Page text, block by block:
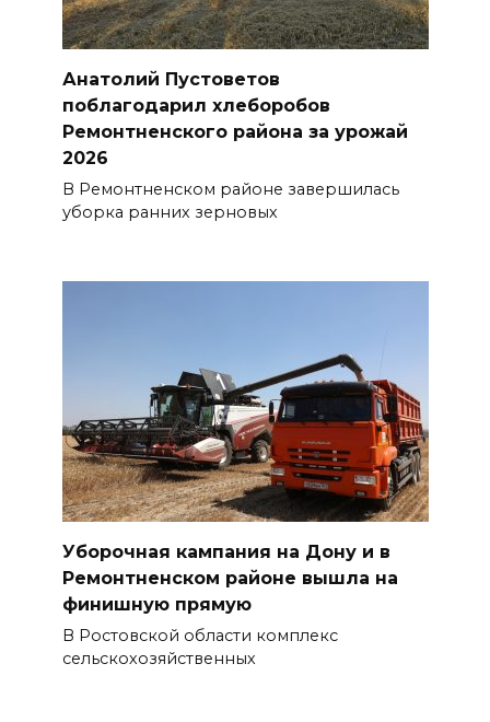
Анатолий Пустоветов
поблагодарил хлеборобов
Ремонтненского района за урожай
2026
В Ремонтненском районе завершилась
уборка ранних зерновых
Уборочная кампания на Дону и в
Ремонтненском районе вышла на
финишную прямую
В Ростовской области комплекс
сельскохозяйственных